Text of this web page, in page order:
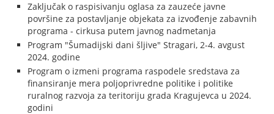
Zaključak o raspisivanju oglasa za zauzeće javne
površine za postavljanje objekata za izvođenje zabavnih
programa - cirkusa putem javnog nadmetanja
Program "Šumadijski dani šljive" Stragari, 2-4. avgust
2024. godine
Program o izmeni programa raspodele sredstava za
finansiranje mera poljoprivredne politike i politike
ruralnog razvoja za teritoriju grada Kragujevca u 2024.
godini